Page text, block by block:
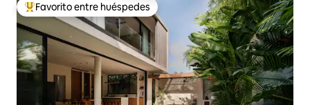
Favorito entre huéspedes preferido
Favorito entre huéspedes